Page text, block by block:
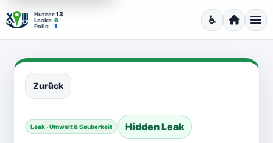
Nutzer:13
Leaks: 6
Polls: 1 ♿ Startseite
Zurück
Leak · Umwelt & Sauberkeit Hidden Leak